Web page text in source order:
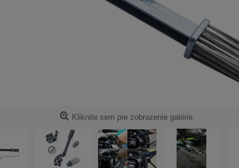
Kliknite sem pre zobrazenie galérie.